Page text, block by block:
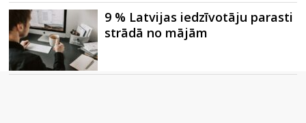
9 % Latvijas iedzīvotāju parasti
strādā no mājām